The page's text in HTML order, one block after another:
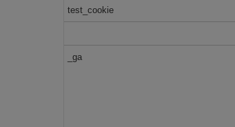
test_cookie
_ga